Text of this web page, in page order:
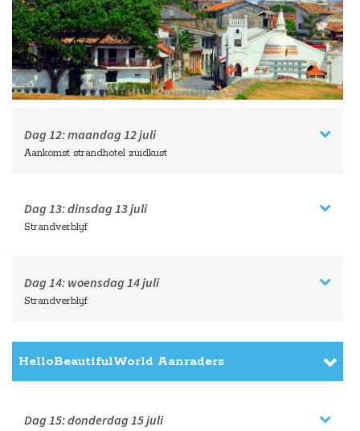
Dag 12:maandag 12 juli
Aankomst strandhotel zuidkust
Dag 13:dinsdag 13 juli
Strandverblijf
Dag 14: woensdag 14 juli
Strandverblijf
HelloBeautifulWorld Aanraders
Dag 15:donderdag 15 juli